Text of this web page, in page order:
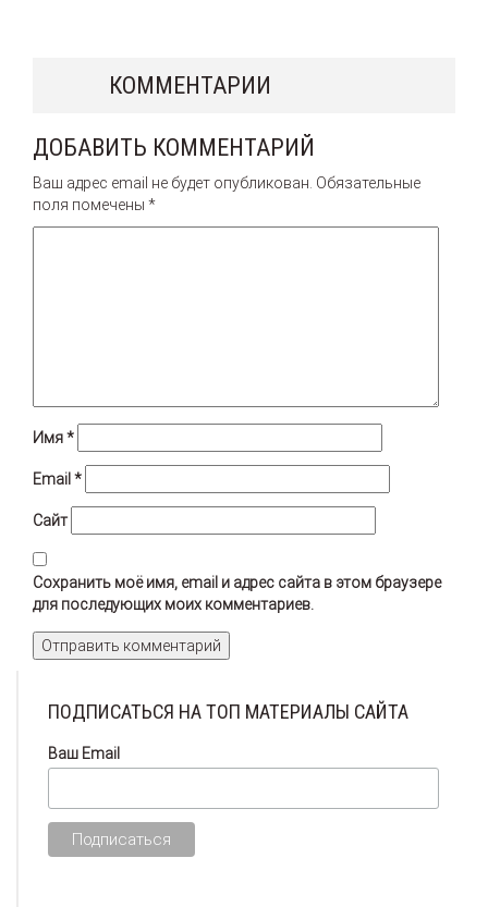
КОММЕНТАРИИ
ДОБАВИТЬ КОММЕНТАРИЙ
Ваш адрес email не будет опубликован. Обязательные
поля помечены *
Имя*
Email *
Сайт
Сохранить моё имя, email и адрес сайта в этом браузере
для последующих моих комментариев.
ПОДПИСАТЬСЯ НА ТОП МАТЕРИАЛЫ САЙТА
Ваш Email